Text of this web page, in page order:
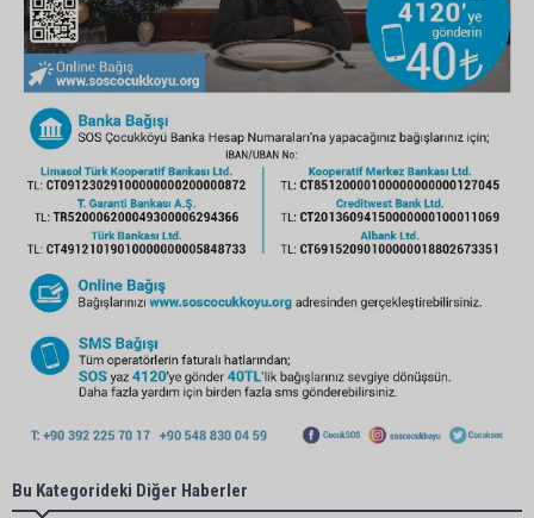
Bu Kategorideki Diğer Haberler